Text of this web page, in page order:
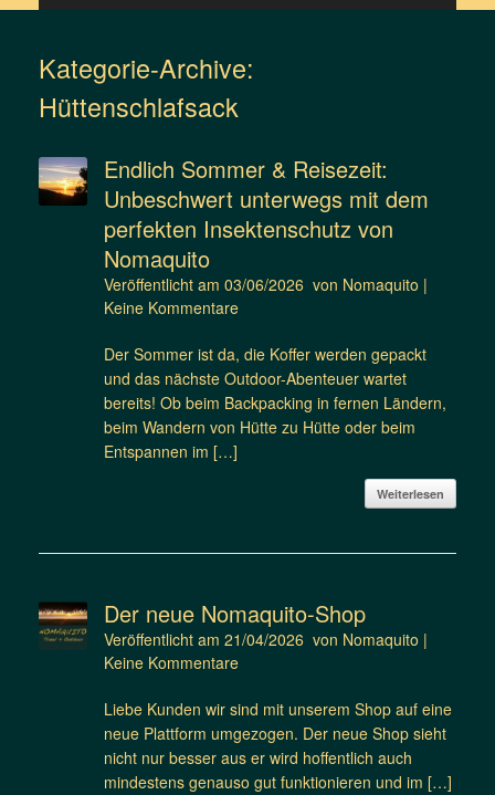
Kategorie-Archive:
Hüttenschlafsack
Endlich Sommer & Reisezeit:
Unbeschwert unterwegs mit dem
perfekten Insektenschutz von
Nomaquito
Veröffentlicht am 03/06/2026 von Nomaquito |
Keine Kommentare
Der Sommer ist da, die Koffer werden gepackt
und das nächste Outdoor-Abenteuer wartet
bereits! Ob beim Backpacking in fernen Ländern,
beim Wandern von Hütte zu Hütte oder beim
Entspannen im […]
Weiterlesen
Der neue Nomaquito-Shop
Veröffentlicht am 21/04/2026 von Nomaquito |
Keine Kommentare
Liebe Kunden wir sind mit unserem Shop auf eine
neue Plattform umgezogen. Der neue Shop sieht
nicht nur besser aus er wird hoffentlich auch
mindestens genauso gut funktionieren und im […]